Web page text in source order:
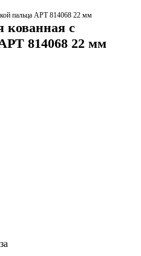
пальца АРТ 814068 22 мм
кованная с
814068 22 мм